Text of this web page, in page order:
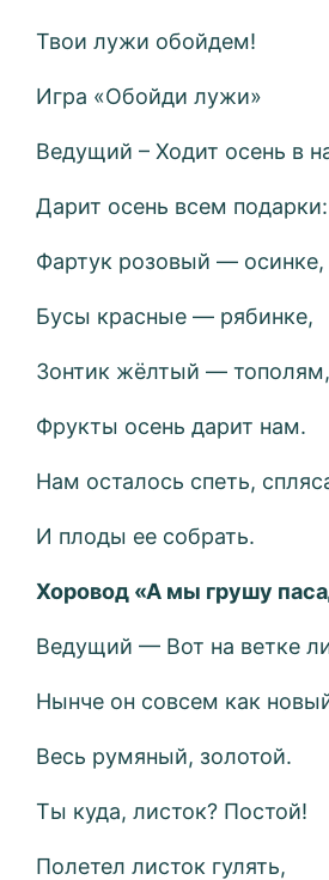
Твои лужи обойдем!
Игра «Обойди лужи»
Ведущий – Ходит осень в
Дарит осень всем подарки:
Фартук розовый — осинке,
Бусы красные — рябинке,
Зонтик жёлтый — тополям,
Фрукты осень дарит нам.
Нам осталось спеть,
И плоды ее собрать.
Хоровод «А мы грушу
Ведущий — Вот на ветке
Нынче он совсем как
Весь румяный, золотой.
Ты куда, листок? Постой!
Полетел листок гулять,